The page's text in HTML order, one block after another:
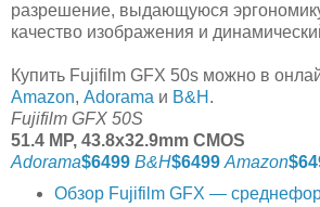
разрешение, выдающуюся
качество изображения и
Купить Fujifilm GFX 50s можно в
Amazon, Adorama и B&H .
Fujifilm GFX 50S
51.4 MP, 43.8x32.9mm CMOS
Adorama$6499 B&H$6499 Amazon
Обзор Fujifilm GFX —